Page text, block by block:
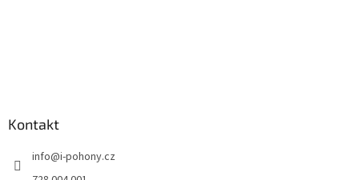
Kontakt
info@i-pohony.cz